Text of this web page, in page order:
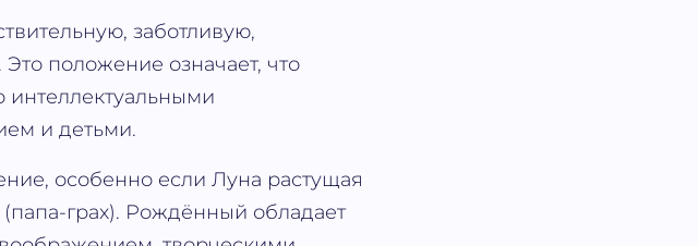
заботливую,
положение означает, что
интеллектуальными
и детьми.
особенно если Луна растущая
грах). Рождённый обладает